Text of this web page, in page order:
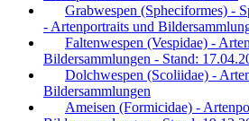
Grabwespen (Spheciformes) -
- Artenportraits und
Faltenwespen (Vespidae) -
Bildersammlungen - Stand:
Dolchwespen (Scoliidae) -
Bildersammlungen
Ameisen (Formicidae) -